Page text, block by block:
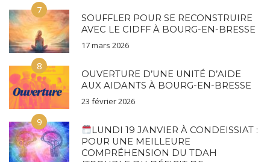
7
SOUFFLER POUR SE RECONSTRUIRE
AVEC LE CIDFF À BOURG-EN-BRESSE
17 mars 2026
8
OUVERTURE D’UNE UNITÉ D’AIDE
AUX AIDANTS À BOURG-EN-BRESSE
23 février 2026
9
LUNDI 19 JANVIER À CONDEISSIAT :
POUR UNE MEILLEURE
COMPRÉHENSION DU TDAH